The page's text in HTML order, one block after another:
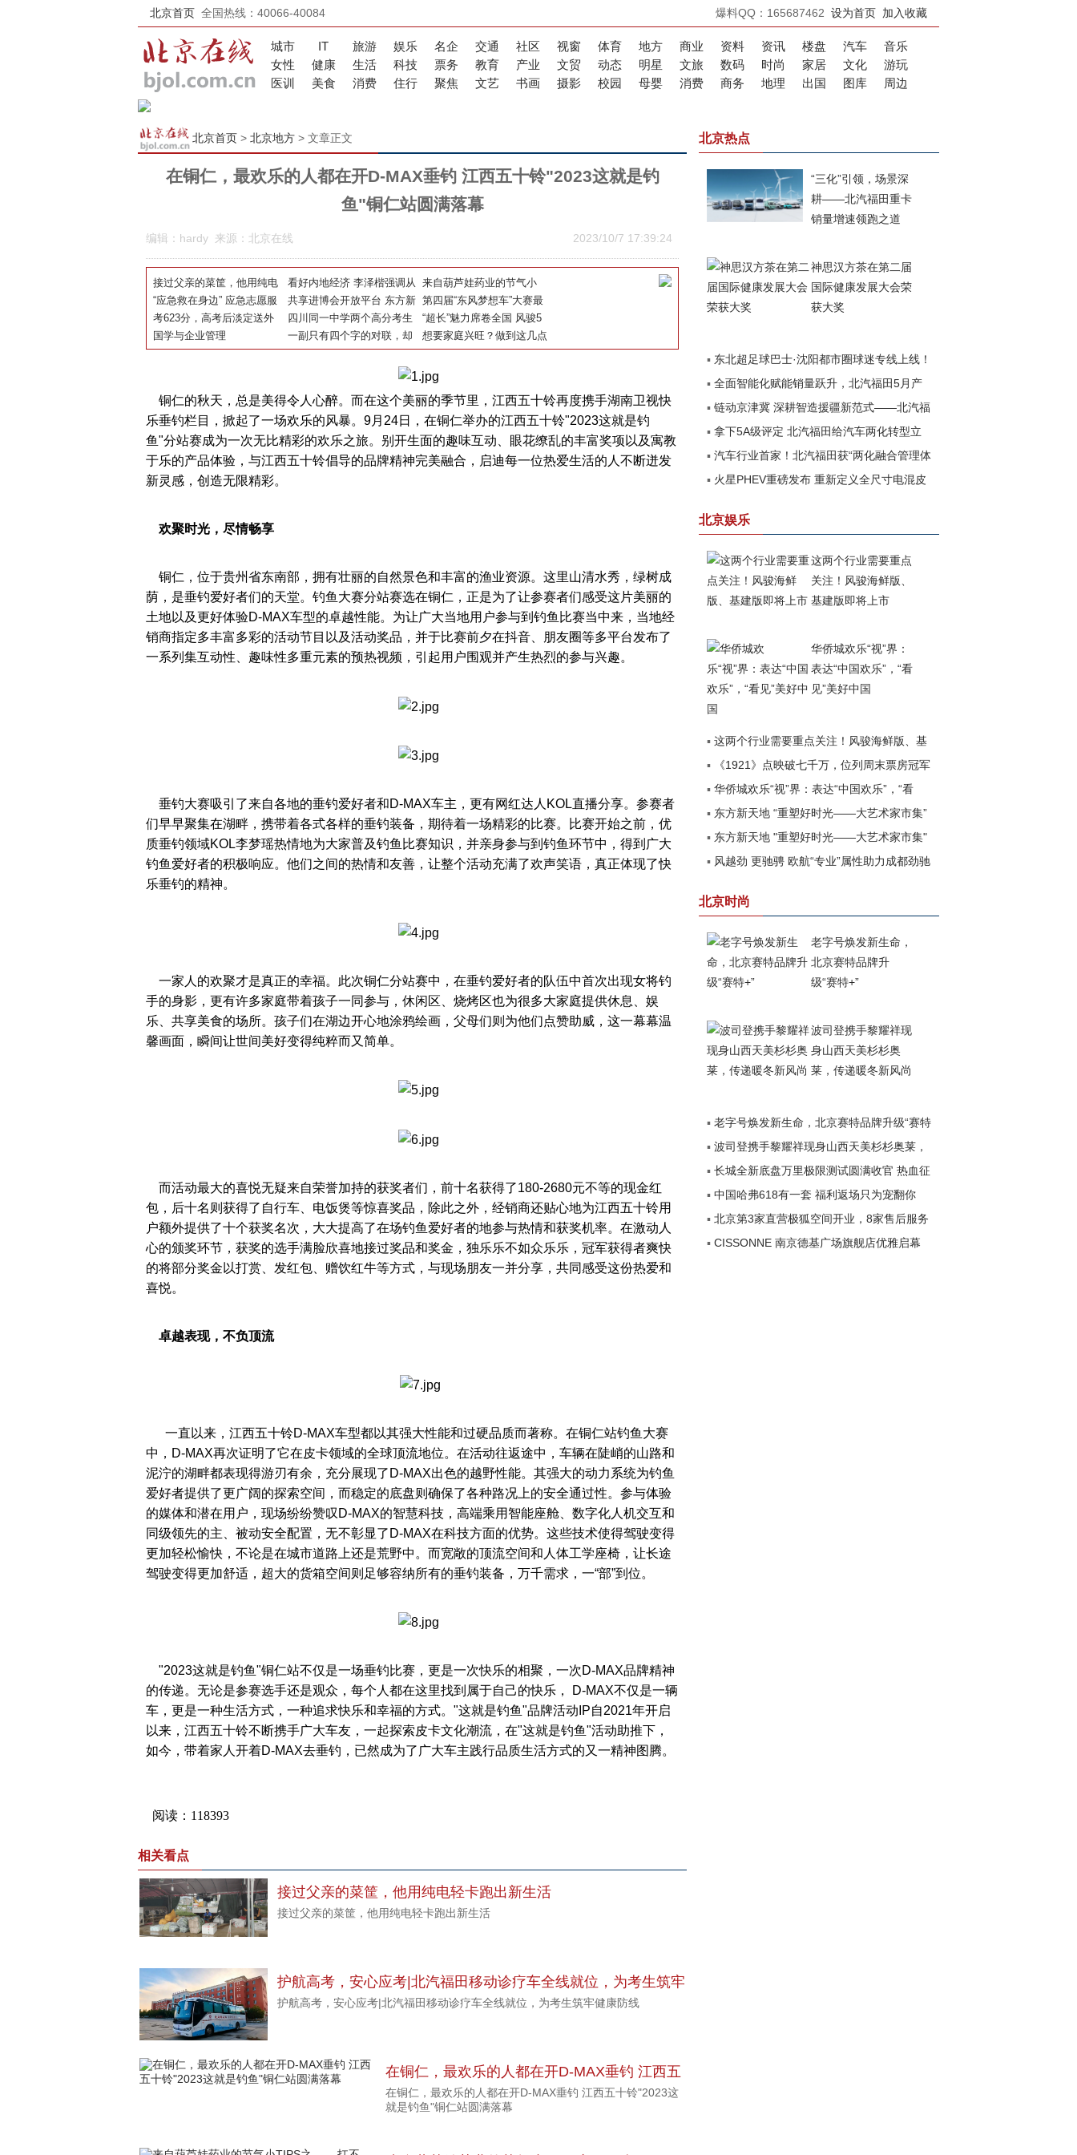
爆料QQ：165687462 设为首页 加入收藏
北京首页 全国热线：40066-40084
城市 IT 旅游 娱乐 名企 交通 社区 视窗 体育 地方 商业 资料 资讯 楼盘 汽车
音乐
女性
健康 生活 科技 票务 教育 产业 文贸 动态 明星 文旅 数码 时尚 家居 文化
游玩
医训
美食 消费 住行 聚焦 文艺 书画 摄影 校园 母婴 消费 商务 地理 出国 图库 周边
北京热点
“三化”引领，场景深
耕——北汽福田重卡
销量增速领跑之道
神思汉方茶在第二届
国际健康发展大会荣
获大奖
▪ 东北超足球巴士·沈阳都市圈球迷专线上线！
北汽福田助力书写文体旅融合新篇章
▪ 全面智能化赋能销量跃升，北汽福田5月产
销再攀高峰
▪ 链动京津冀 深耕智造援疆新范式——北汽福
田以新质生产力赋能边疆高质量发展
▪ 拿下5A级评定 北汽福田给汽车两化转型立
了一把尺
▪ 汽车行业首家！北汽福田获“两化融合管理体
系”与 “数字化转型管理体系”5A级评定
▪ 火星PHEV重磅发布 重新定义全尺寸电混皮
北京娱乐
这两个行业需要重点
关注！风骏海鲜版、
基建版即将上市
华侨城欢乐“视”界：
表达“中国欢乐”，“看
见”美好中国
▪ 这两个行业需要重点关注！风骏海鲜版、基
建版即将上市
▪
《1921》点映破七千万，位列周末票房冠军
▪ 华侨城欢乐“视”界：表达“中国欢乐”，“看
见”美好中国
▪ 东方新天地 “重塑好时光——大艺术家市集”
圆满落幕
▪ 东方新天地 "重塑好时光——大艺术家市集"
第四期已盛大开幕
▪ 风越劲 更驰骋 欧航“专业”属性助力成都劲驰
北京时尚
老字号焕发新生命，
北京赛特品牌升
级“赛特+”
波司登携手黎耀祥现
身山西天美杉杉奥
莱，传递暖冬新风尚
▪ 老字号焕发新生命，北京赛特品牌升级“赛特
+”
▪ 波司登携手黎耀祥现身山西天美杉杉奥莱，
传递暖冬新风尚
▪ 长城全新底盘万里极限测试圆满收官 热血征
途淬炼极致性能
▪ 中国哈弗618有一套 福利返场只为宠翻你
▪ 北京第3家直营极狐空间开业，8家售后服务
覆盖全城
▪ CISSONNE 南京德基广场旗舰店优雅启幕
北京首页> 北京地方> 文章正文
在铜仁，最欢乐的人都在开D-MAX垂钓 江西五十铃"2023这就是钓
鱼"铜仁站圆满落幕
2023/10/7 17:39:24
编辑：hardy 来源：北京在线
接过父亲的菜筐，他用纯电
轻卡跑出新生活
看好内地经济 李泽楷强调从
未计划出售柏瑞内地板块
来自葫芦娃药业的节气小
TIPS之—— 扛不住“秋
冻”了！我的命都是秋裤给的
“应急救在身边” 应急志愿服
务基层宣教活动走进昌平
共享进博会开放平台 东方新
天地助力消费升级
第四届“东风梦想车”大赛最
终成绩揭晓
考623分，高考后淡定送外
卖！小哥志愿填好了，还有
话要说
四川同一中学两个高分考生
都叫陈静怡：均已填报清华
大学
“超长”魅力席卷全国 风骏5
长货箱全国联动上市
国学与企业管理
一副只有四个字的对联，却
道出了中华孝道的智慧
想要家庭兴旺？做到这几点
好运不请自来！
铜仁的秋天，总是美得令人心醉。而在这个美丽的季节里，江西五十铃再度携手湖南卫视快
乐垂钓栏目，掀起了一场欢乐的风暴。9月24日，在铜仁举办的江西五十铃"2023这就是钓
鱼"分站赛成为一次无比精彩的欢乐之旅。别开生面的趣味互动、眼花缭乱的丰富奖项以及寓教
于乐的产品体验，与江西五十铃倡导的品牌精神完美融合，启迪每一位热爱生活的人不断迸发
新灵感，创造无限精彩。
欢聚时光，尽情畅享
铜仁，位于贵州省东南部，拥有壮丽的自然景色和丰富的渔业资源。这里山清水秀，绿树成
荫，是垂钓爱好者们的天堂。钓鱼大赛分站赛选在铜仁，正是为了让参赛者们感受这片美丽的
土地以及更好体验D-MAX车型的卓越性能。为让广大当地用户参与到钓鱼比赛当中来，当地经
销商指定多丰富多彩的活动节目以及活动奖品，并于比赛前夕在抖音、朋友圈等多平台发布了
一系列集互动性、趣味性多重元素的预热视频，引起用户围观并产生热烈的参与兴趣。
垂钓大赛吸引了来自各地的垂钓爱好者和D-MAX车主，更有网红达人KOL直播分享。参赛者
们早早聚集在湖畔，携带着各式各样的垂钓装备，期待着一场精彩的比赛。比赛开始之前，优
质垂钓领域KOL李梦瑶热情地为大家普及钓鱼比赛知识，并亲身参与到钓鱼环节中，得到广大
钓鱼爱好者的积极响应。他们之间的热情和友善，让整个活动充满了欢声笑语，真正体现了快
乐垂钓的精神。
一家人的欢聚才是真正的幸福。此次铜仁分站赛中，在垂钓爱好者的队伍中首次出现女将钓
手的身影，更有许多家庭带着孩子一同参与，休闲区、烧烤区也为很多大家庭提供休息、娱
乐、共享美食的场所。孩子们在湖边开心地涂鸦绘画，父母们则为他们点赞助威，这一幕幕温
馨画面，瞬间让世间美好变得纯粹而又简单。
而活动最大的喜悦无疑来自荣誉加持的获奖者们，前十名获得了180-2680元不等的现金红
包，后十名则获得了自行车、电饭煲等惊喜奖品，除此之外，经销商还贴心地为江西五十铃用
户额外提供了十个获奖名次，大大提高了在场钓鱼爱好者的地参与热情和获奖机率。在激动人
心的颁奖环节，获奖的选手满脸欣喜地接过奖品和奖金，独乐乐不如众乐乐，冠军获得者爽快
的将部分奖金以打赏、发红包、赠饮红牛等方式，与现场朋友一并分享，共同感受这份热爱和
喜悦。
卓越表现，不负顶流
一直以来，江西五十铃D-MAX车型都以其强大性能和过硬品质而著称。在铜仁站钓鱼大赛
中，D-MAX再次证明了它在皮卡领域的全球顶流地位。在活动往返途中，车辆在陡峭的山路和
泥泞的湖畔都表现得游刃有余，充分展现了D-MAX出色的越野性能。其强大的动力系统为钓鱼
爱好者提供了更广阔的探索空间，而稳定的底盘则确保了各种路况上的安全通过性。参与体验
的媒体和潜在用户，现场纷纷赞叹D-MAX的智慧科技，高端乘用智能座舱、数字化人机交互和
同级领先的主、被动安全配置，无不彰显了D-MAX在科技方面的优势。这些技术使得驾驶变得
更加轻松愉快，不论是在城市道路上还是荒野中。而宽敞的顶流空间和人体工学座椅，让长途
驾驶变得更加舒适，超大的货箱空间则足够容纳所有的垂钓装备，万千需求，一“部”到位。
"2023这就是钓鱼"铜仁站不仅是一场垂钓比赛，更是一次快乐的相聚，一次D-MAX品牌精神
的传递。无论是参赛选手还是观众，每个人都在这里找到属于自己的快乐， D-MAX不仅是一辆
车，更是一种生活方式，一种追求快乐和幸福的方式。"这就是钓鱼"品牌活动IP自2021年开启
以来，江西五十铃不断携手广大车友，一起探索皮卡文化潮流，在"这就是钓鱼"活动助推下，
如今，带着家人开着D-MAX去垂钓，已然成为了广大车主践行品质生活方式的又一精神图腾。
相关看点
接过父亲的菜筐，他用纯电轻卡跑出新生活
接过父亲的菜筐，他用纯电轻卡跑出新生活
护航高考，安心应考|北汽福田移动诊疗车全线就位，为考生筑牢
健康防线
护航高考，安心应考|北汽福田移动诊疗车全线就位，为考生筑牢健康防线
在铜仁，最欢乐的人都在开D-MAX垂钓 江西五
十铃"2023这就是钓鱼"铜仁站圆满落幕
在铜仁，最欢乐的人都在开D-MAX垂钓 江西五十铃"2023这
就是钓鱼"铜仁站圆满落幕